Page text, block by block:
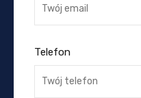
Telefon